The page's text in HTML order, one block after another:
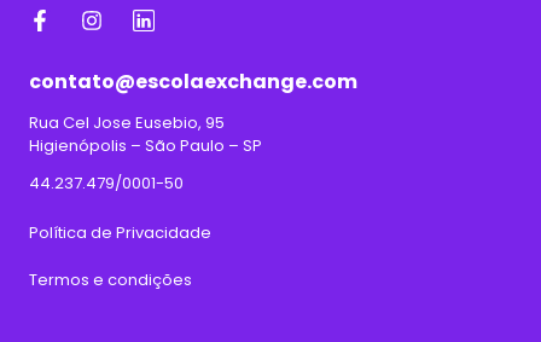
contato@escolaexchange.com
Rua Cel Jose Eusebio, 95
Higienópolis – São Paulo – SP
44.237.479/0001-50
Política de Privacidade
Termos e condições